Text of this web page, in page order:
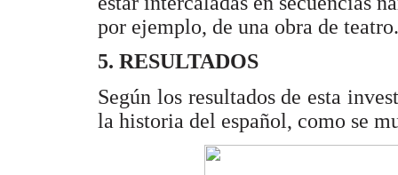
por ejemplo, de una obra de teatro.
5. RESULTADOS
Según los resultados de esta
la historia del español, como se